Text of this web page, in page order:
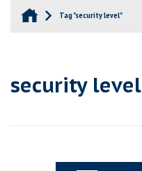
Tag "security level"
security level